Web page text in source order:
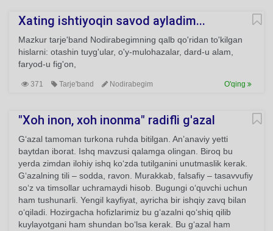
Xating ishtiyoqin savod ayladim...
Mazkur tarje'band Nodirabegimning qalb qo'ridan to'kilgan
hislarni: otashin tuyg'ular, o'y-mulohazalar, dard-u alam,
faryod-u fig'on,
371 Tarje'band Nodirabegim O'qing
"Xoh inon, xoh inonma" radifli g'azal
G‘azal tamoman turkona ruhda bitilgan. An’anaviy yetti
baytdan iborat. Ishq mavzusi qalamga olingan. Biroq bu
yerda zimdan ilohiy ishq ko‘zda tutilganini unutmaslik kerak.
G‘azalning tili – sodda, ravon. Murakkab, falsafiy – tasavvufiy
so‘z va timsollar uchramaydi hisob. Bugungi o‘quvchi uchun
ham tushunarli. Yengil kayfiyat, ayricha bir ishqiy zavq bilan
o‘qiladi. Hozirgacha hofizlarimiz bu g‘azalni qo‘shiq qilib
kuylayotgani ham shundan bo‘lsa kerak. Bu g‘azal ham